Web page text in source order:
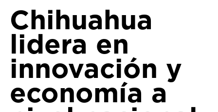
Chihuahua
lidera en
innovación y
economía a